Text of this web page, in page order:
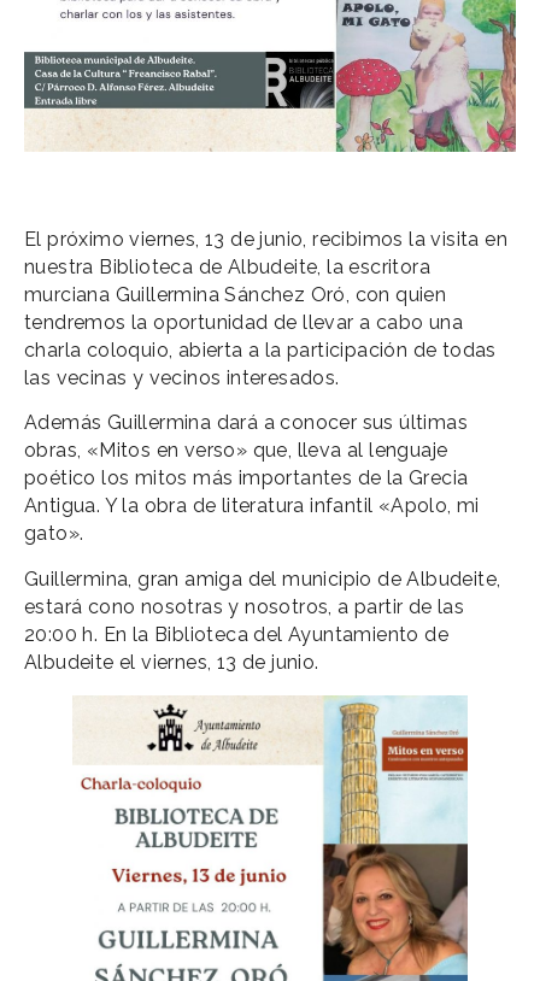
El próximo viernes, 13 de junio, recibimos la visita en
nuestra Biblioteca de Albudeite, la escritora
murciana Guillermina Sánchez Oró, con quien
tendremos la oportunidad de llevar a cabo una
charla coloquio, abierta a la participación de todas
las vecinas y vecinos interesados.
Además Guillermina dará a conocer sus últimas
obras, «Mitos en verso» que, lleva al lenguaje
poético los mitos más importantes de la Grecia
Antigua. Y la obra de literatura infantil «Apolo, mi
gato».
Guillermina, gran amiga del municipio de Albudeite,
estará cono nosotras y nosotros, a partir de las
20:00 h. En la Biblioteca del Ayuntamiento de
Albudeite el viernes, 13 de junio.